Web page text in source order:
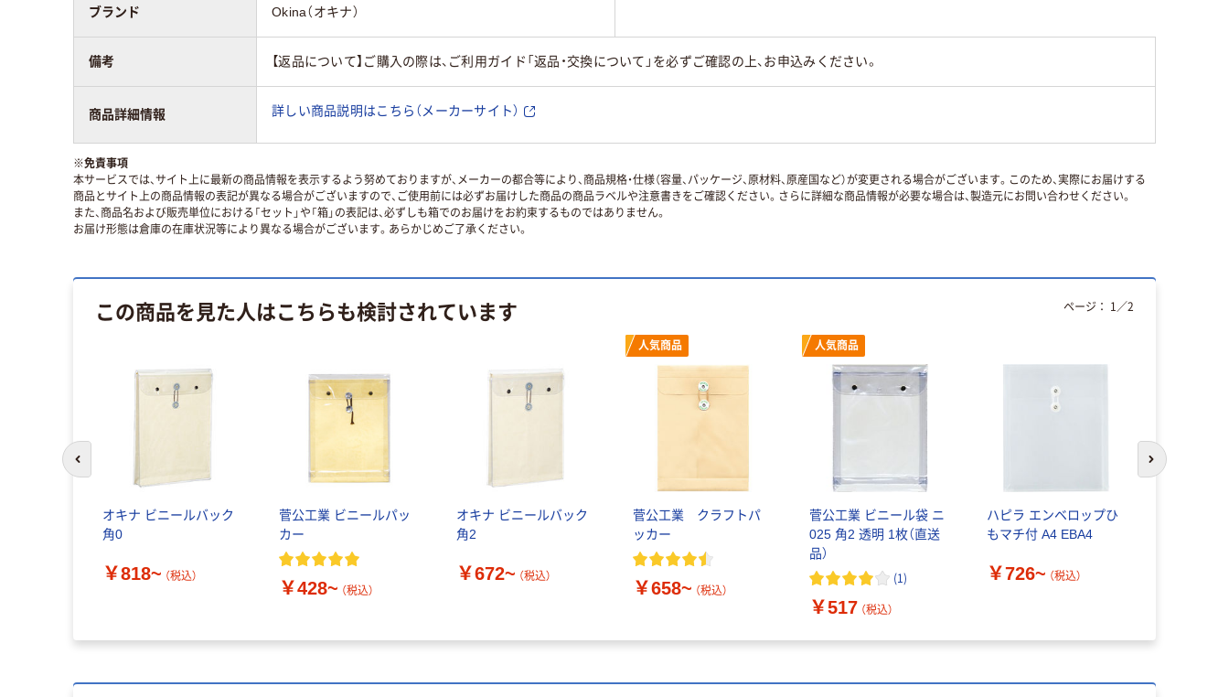
ブランド Okina（オキナ）
備考 【返品について】ご購入の際は、ご利用ガイド「返品・交換について」を必ずご確認の上、お申込みください。
商品詳細情報 詳しい商品説明はこちら（メーカーサイト）
※免責事項
本サービスでは、サイト上に最新の商品情報を表示するよう努めておりますが、メーカーの都合等により、商品規格・仕様（容量、パッケージ、原材料、原産国など）が変更される場合がございます。このため、実際にお届けする
商品とサイト上の商品情報の表記が異なる場合がございますので、ご使用前には必ずお届けした商品の商品ラベルや注意書きをご確認ください。さらに詳細な商品情報が必要な場合は、製造元にお問い合わせください。
また、商品名および販売単位における「セット」や「箱」の表記は、必ずしも箱でのお届けをお約束するものではありません。
お届け形態は倉庫の在庫状況等により異なる場合がございます。あらかじめご了承ください。
この商品を見た人はこちらも検討されています
オキナ ビニールバック
角0
￥818~ （税込）
菅公工業 ビニールパッ
カー
￥428~ （税込）
オキナ ビニールバック
角2
￥672~ （税込）
人気商品
菅公工業 クラフトパ
ッカー
￥658~ （税込）
人気商品
菅公工業 ビニール袋 ニ
025 角2 透明 1枚（直送
品）
(1)
￥517 （税込）
ハピラ エンベロップひ
もマチ付 A4 EBA4
￥726~ （税込）
ページ： 1 ／2
次のスライド